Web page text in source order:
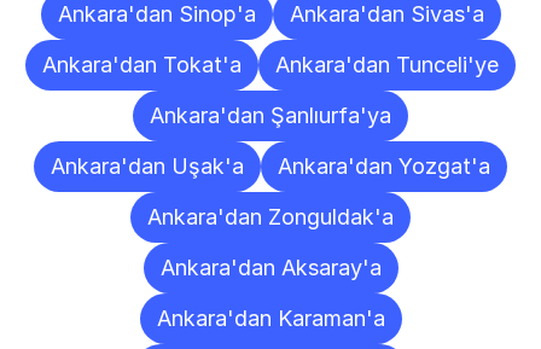
Ankara'dan Sinop'a
Ankara'dan Sivas'a
Ankara'dan Tokat'a
Ankara'dan Tunceli'ye
Ankara'dan Şanlıurfa'ya
Ankara'dan Uşak'a
Ankara'dan Yozgat'a
Ankara'dan Zonguldak'a
Ankara'dan Aksaray'a
Ankara'dan Karaman'a